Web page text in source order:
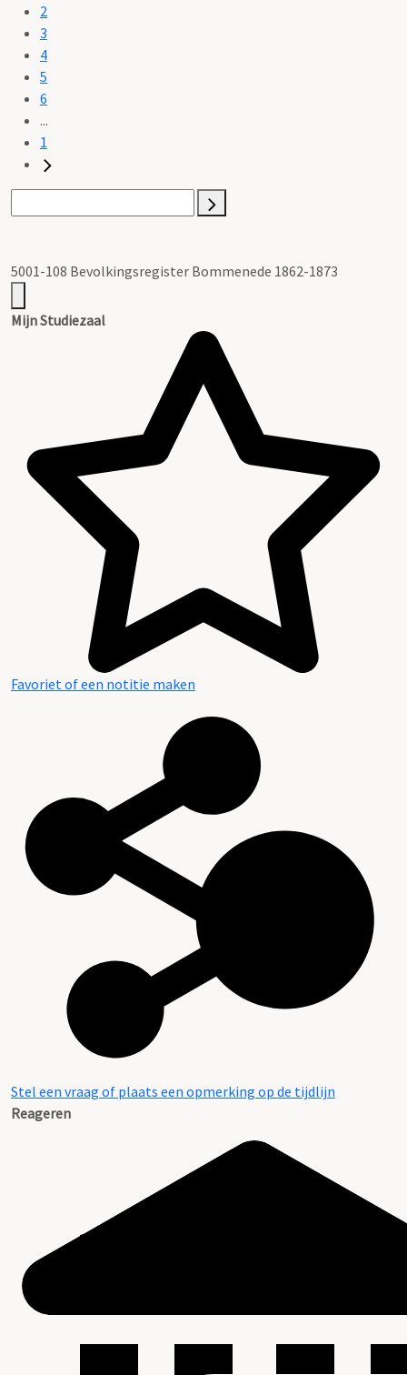
2
3
4
5
6
...
1
5001-108 Bevolkingsregister Bommenede 1862-1873
Mijn Studiezaal
Favoriet of een notitie maken
Stel een vraag of plaats een opmerking op de tijdlijn
Reageren